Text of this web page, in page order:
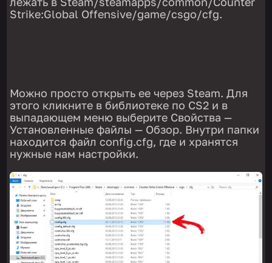
Strike:Global Offensive/game/csgo/cfg.
Можно просто открыть ее через Steam. Для
этого кликните в библиотеке по CS2 и в
выпадающем меню выберите Свойства —
Установленные файлы — Обзор. Внутри папки
находится файл config.cfg, где и хранятся
нужные нам настройки.